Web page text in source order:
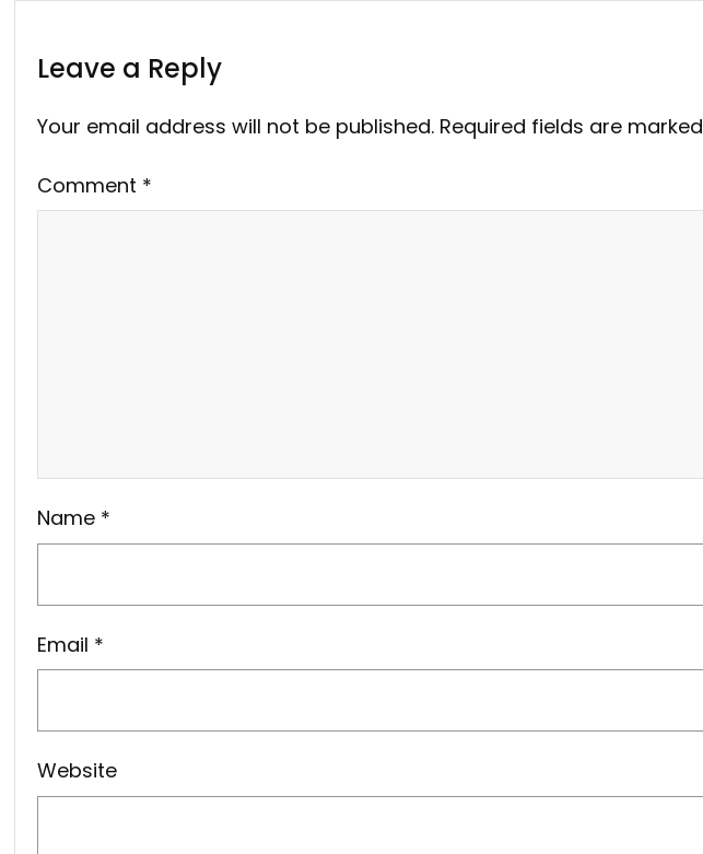
Leave a Reply
Your email address will not be published. Required fields are marked
Comment *
Name *
Email *
Website